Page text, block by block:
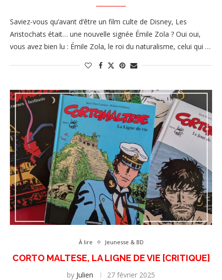
Saviez-vous qu’avant d’être un film culte de Disney, Les
Aristochats était… une nouvelle signée Émile Zola ? Oui oui,
vous avez bien lu : Émile Zola, le roi du naturalisme, celui qui …
À lire Jeunesse & BD
CORTO MALTESE, LA LIGNE DE VIE [CRITIQUE]
by Julien 27 février 2025